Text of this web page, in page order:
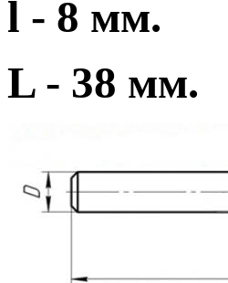
l - 8 мм.
L - 38 мм.